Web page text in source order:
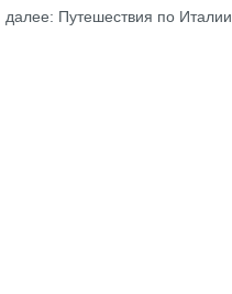
далее: Путешествия по Италии